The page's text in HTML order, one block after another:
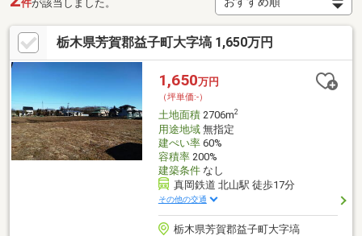
件が該当しました。
栃木県芳賀郡益子町大字塙 1,650万円
1,650万円
（坪単価:-）
土地面積2706m2
用途地域無指定
建ぺい率60%
容積率200%
建築条件なし
真岡鉄道 北山駅 徒歩17分
その他の交通
栃木県芳賀郡益子町大字塙